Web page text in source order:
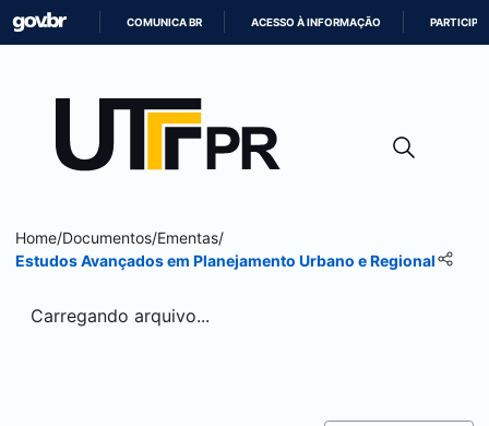
CONTEÚDO
COMUNICA BR ACESSO À INFORMAÇÃO PARTICIPE
Home/Documentos/Ementas/
Estudos Avançados em Planejamento Urbano e Regional
Carregando arquivo...